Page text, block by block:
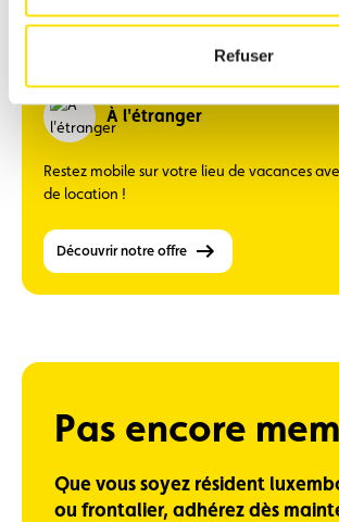
Refuser
Consulter la FAQ
À l'étranger
Restez mobile sur votre lieu de vacances
de location !
Découvrir notre offre
Pas encore
Que vous soyez résident
ou frontalier, adhérez dès